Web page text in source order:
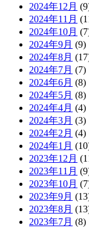
2024年12月
2024年11月
2024年10月
2024年9月 (9)
2024年8月
2024年7月 (7)
2024年6月 (8)
2024年5月 (8)
2024年4月 (4)
2024年3月 (3)
2024年2月 (4)
2024年1月
2023年12月
2023年11月
2023年10月
2023年9月
2023年8月
2023年7月 (8)